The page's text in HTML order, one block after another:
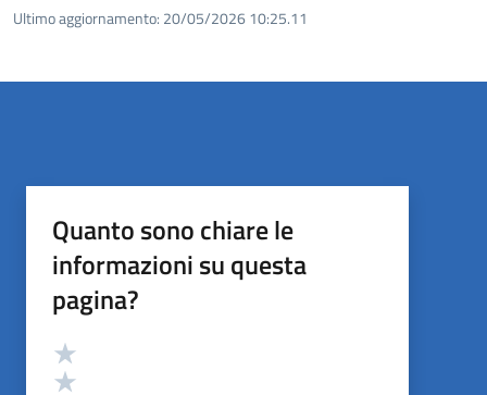
Ultimo aggiornamento: 20/05/2026 10:25.11
Quanto sono chiare le
informazioni su questa
pagina?
Valutazione